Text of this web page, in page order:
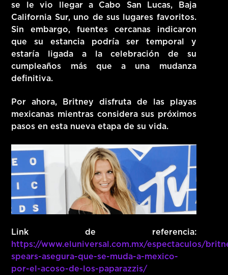
se le vio llegar a Cabo San Lucas, Baja
California Sur, uno de sus lugares favoritos.
Sin embargo, fuentes cercanas indicaron
que su estancia podría ser temporal y
estaría ligada a la celebración de su
cumpleaños más que a una mudanza
definitiva.
Por ahora, Britney disfruta de las playas
mexicanas mientras considera sus próximos
pasos en esta nueva etapa de su vida.
Link de referencia:
https://www.eluniversal.com.mx/espectaculos/
spears-asegura-que-se-muda-a-mexico-
por-el-acoso-de-los-paparazzis/